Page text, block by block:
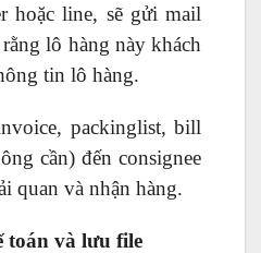
hoặc line, sẽ gửi mail
lô hàng này khách
tin lô hàng.
packinglist, bill
cần) đến consignee
quan và nhận hàng.
toán và lưu file